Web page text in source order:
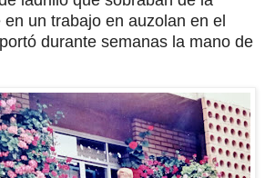
un trabajo en auzolan en el
durante semanas la mano de